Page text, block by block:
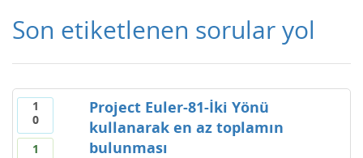
Son etiketlenen sorular yol
1
0
1
Project Euler-81-İki Yönü
kullanarak en az toplamın
bulunması